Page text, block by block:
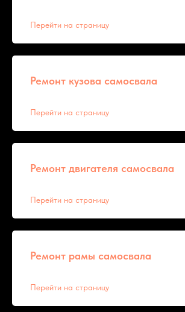
Перейти на страницу
Ремонт кузова самосвала
Перейти на страницу
Ремонт двигателя самосвала
Перейти на страницу
Ремонт рамы самосвала
Перейти на страницу